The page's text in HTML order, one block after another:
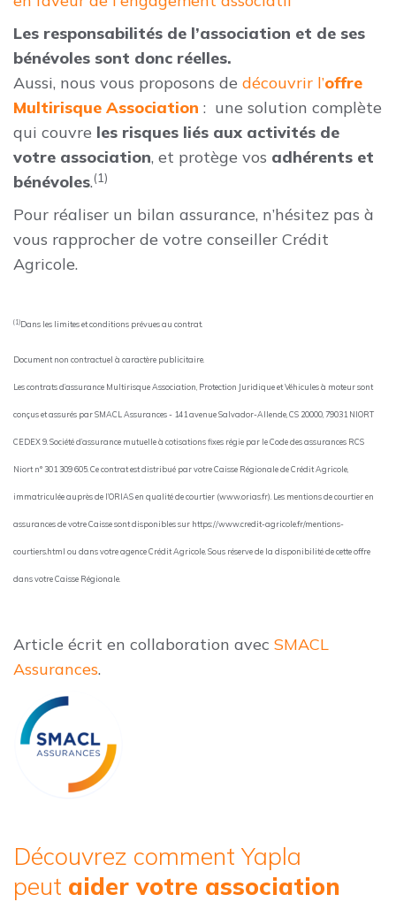
Les responsabilités de l’association et de ses
bénévoles sont donc réelles.
Aussi, nous vous proposons de découvrir l’offre
Multirisque Association : une solution complète
qui couvre les risques liés aux activités de
votre association, et protège vos adhérents et
bénévoles.(1)
Pour réaliser un bilan assurance, n’hésitez pas à
vous rapprocher de votre conseiller Crédit
Agricole.
(1)Dans les limites et conditions prévues au contrat.
Document non contractuel à caractère publicitaire.
Les contrats d’assurance Multirisque Association, Protection Juridique et Véhicules à moteur sont
conçus et assurés par SMACL Assurances - 141 avenue Salvador-Allende, CS 20000, 79031 NIORT
CEDEX 9. Société d’assurance mutuelle à cotisations fixes régie par le Code des assurances RCS
Niort n° 301 309 605. Ce contrat est distribué par votre Caisse Régionale de Crédit Agricole,
immatriculée auprès de l’ORIAS en qualité de courtier (www.orias.fr). Les mentions de courtier en
assurances de votre Caisse sont disponibles sur https://www.credit-agricole.fr/mentions-
courtiers.html ou dans votre agence Crédit Agricole. Sous réserve de la disponibilité de cette offre
dans votre Caisse Régionale.
Article écrit en collaboration avec SMACL
Assurances.
Découvrez comment Yapla
peut aider votre association